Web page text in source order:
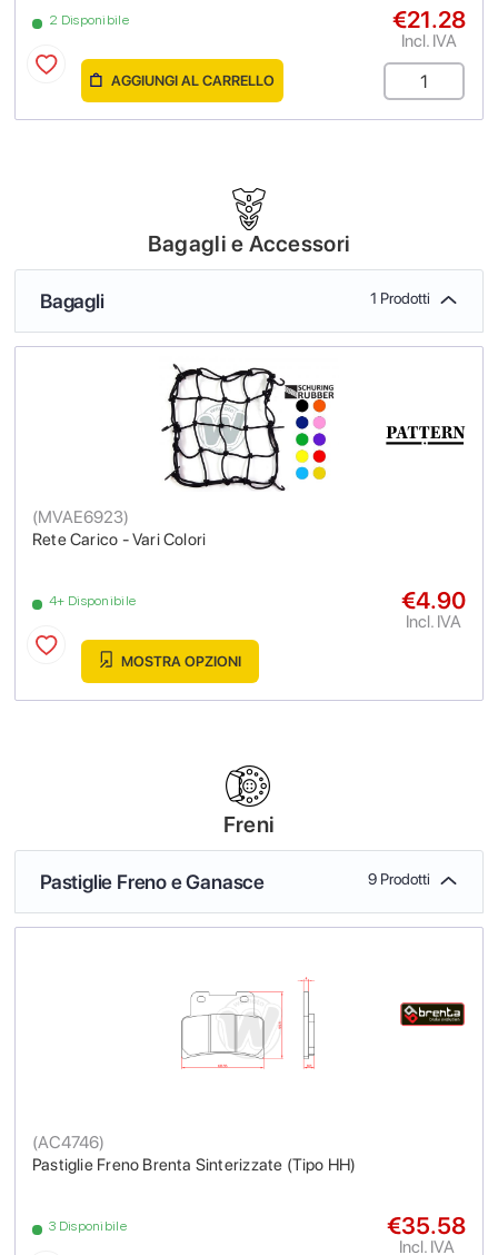
2 Disponibile €21.28
Incl. IVA
AGGIUNGI AL CARRELLO
Bagagli e Accessori
Bagagli 1 Prodotti
Rete Carico - Vari Colori
(MVAE6923)
4+ Disponibile €4.90
Incl. IVA
MOSTRA OPZIONI
Freni
Pastiglie Freno e Ganasce 9 Prodotti
Pastiglie Freno Brenta Sinterizzate (Tipo HH)
(AC4746)
3 Disponibile €35.58
Incl. IVA